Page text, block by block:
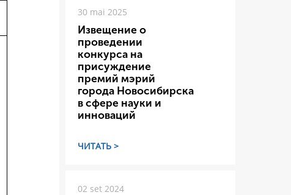
30 mai 2025
Извещение о
проведении
конкурса на
присуждение
премий мэрий
города Новосибирска
в сфере науки и
инноваций
ЧИТАТЬ >
02 set 2024